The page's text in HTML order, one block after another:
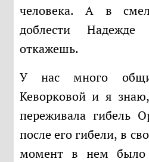
человека. А в
доблести Надежде
откажешь.
У нас много общих знакомых с
Кеворковой и я
переживала гибель
после его гибели, в
момент в нем было